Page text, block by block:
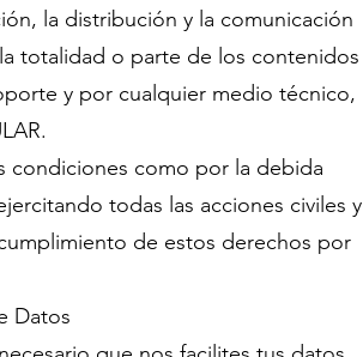
la distribución y la comunicación
totalidad o parte de los contenidos
y por cualquier medio técnico,
condiciones como por la debida
todas las acciones civiles y
de estos derechos por
Datos